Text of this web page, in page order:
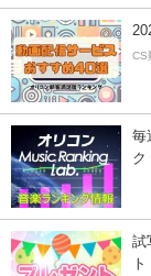
CS
毎
ク
試
ト